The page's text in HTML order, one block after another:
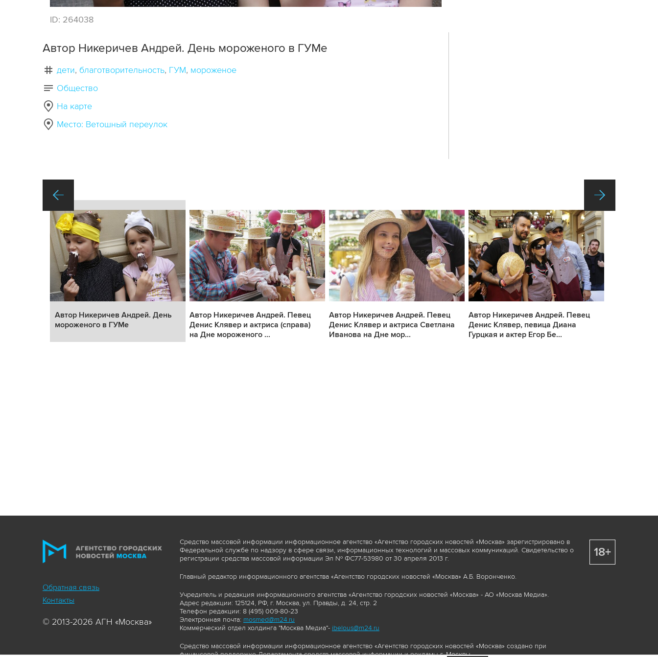
ID: 264038
Автор Никеричев Андрей. День мороженого в ГУМе
дети благотворительность ГУМ мороженое
Общество
На карте
Место: Ветошный переулок
Автор Никеричев Андрей. День
мороженого в ГУМе
Автор Никеричев Андрей. Певец
Денис Клявер и актриса (справа)
на Дне мороженого ...
Автор Никеричев Андрей. Певец
Денис Клявер и актриса Светлана
Иванова на Дне мор...
Автор Никеричев Андрей. Певец
Денис Клявер, певица Диана
Гурцкая и актер Егор Бе...
Обратная связь
Контакты
© 2013-2026 АГН «Москва»
Средство массовой информации информационное агентство «Агентство городских новостей «Москва» зарегистрировано в
Федеральной службе по надзору в сфере связи, информационных технологий и массовых коммуникаций. Свидетельство о
регистрации средства массовой информации Эл № ФС77-53980 от 30 апреля 2013 г.
Главный редактор информационного агентства «Агентство городских новостей «Москва» А.Б. Воронченко.
Учредитель и редакция информационного агентства «Агентство городских новостей «Москва» - АО «Москва Медиа».
Адрес редакции: 125124, РФ, г. Москва, ул. Правды, д. 24, стр. 2
Телефон редакции: 8 (495) 009-80-23
Электронная почта: mosmed@m24.ru
Коммерческий отдел холдинга "Москва Медиа"- ibelous@m24.ru
Средство массовой информации информационное агентство «Агентство городских новостей «Москва» создано при
финансовой поддержке Департамента средств массовой информации и рекламы г. Москвы.
18+